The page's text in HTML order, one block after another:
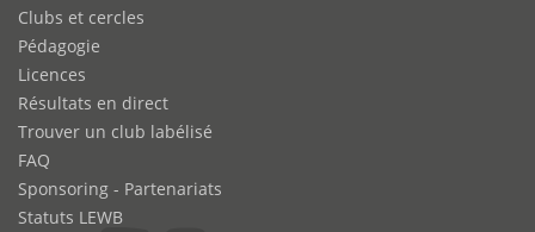
Clubs et cercles
Pédagogie
Licences
Résultats en direct
Trouver un club labélisé
FAQ
Sponsoring - Partenariats
Statuts LEWB